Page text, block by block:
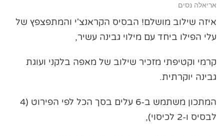
אריאלה נסים
איזה שילוב מושלם! הבסיס הקראנצ'י והמתפצפץ של
עלי הפילו ביחד עם מילוי גבינה עשיר,
קרמי וקטיפתי מזכיר שילוב של מאפה בלקני ועוגת
גבינה יוקרתית.
המתכון משתמש ב-6 עלים בסך הכל לפי הפירוט (4
לבסיס ו-2 לכיסוי),